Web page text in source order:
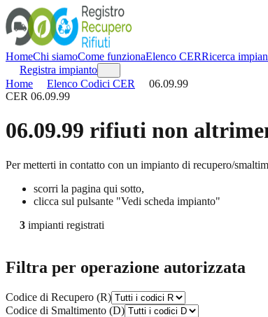
HomeChi siamoCome funzionaElenco CERRicerca
Registra impianto
Home
Elenco Codici CER
06.09.99
CER 06.09.99
06.09.99 rifiuti non
Per metterti in contatto con un impianto di recupero/
scorri la pagina qui sotto,
clicca sul pulsante "Vedi scheda impianto"
3 impianti registrati
Filtra per operazione autorizzata
Codice di Recupero (R)
Codice di Smaltimento (D)